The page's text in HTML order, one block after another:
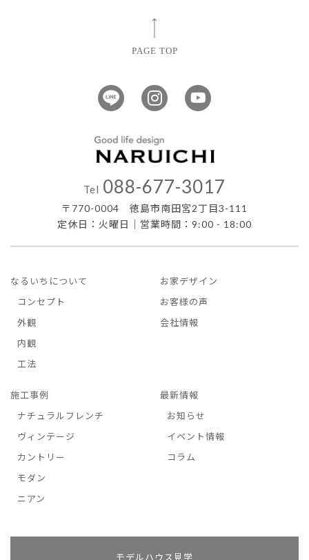
PAGE TOP
Tel 088-677-3017
〒770-0004 徳島市南田宮2丁目3-111
定休日：火曜日｜営業時間：9:00 - 18:00
なるいちについて
コンセプト
外観
内観
工法
お家デザイン
お客様の声
会社情報
施工事例
ナチュラルフレンチ
ヴィンテージ
カントリー
モダン
ニアン
最新情報
お知らせ
イベント情報
コラム
モデルハウス見学